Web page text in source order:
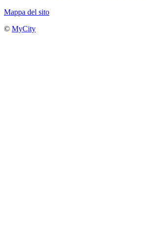
Mappa del sito
© MyCity